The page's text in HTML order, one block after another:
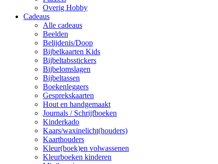
Overig Hobby
Cadeaus
Alle cadeaus
Beelden
Belijdenis/Doop
Bijbelkaarten Kids
Bijbeltabsstickers
Bijbelomslagen
Bijbeltassen
Boekenleggers
Gesprekskaarten
Hout en handgemaakt
Journals / Schrijfboeken
Kinderkado
Kaars/waxinelicht(houders)
Kaarthouders
Kleur(boek)en volwassenen
Kleurboeken kinderen